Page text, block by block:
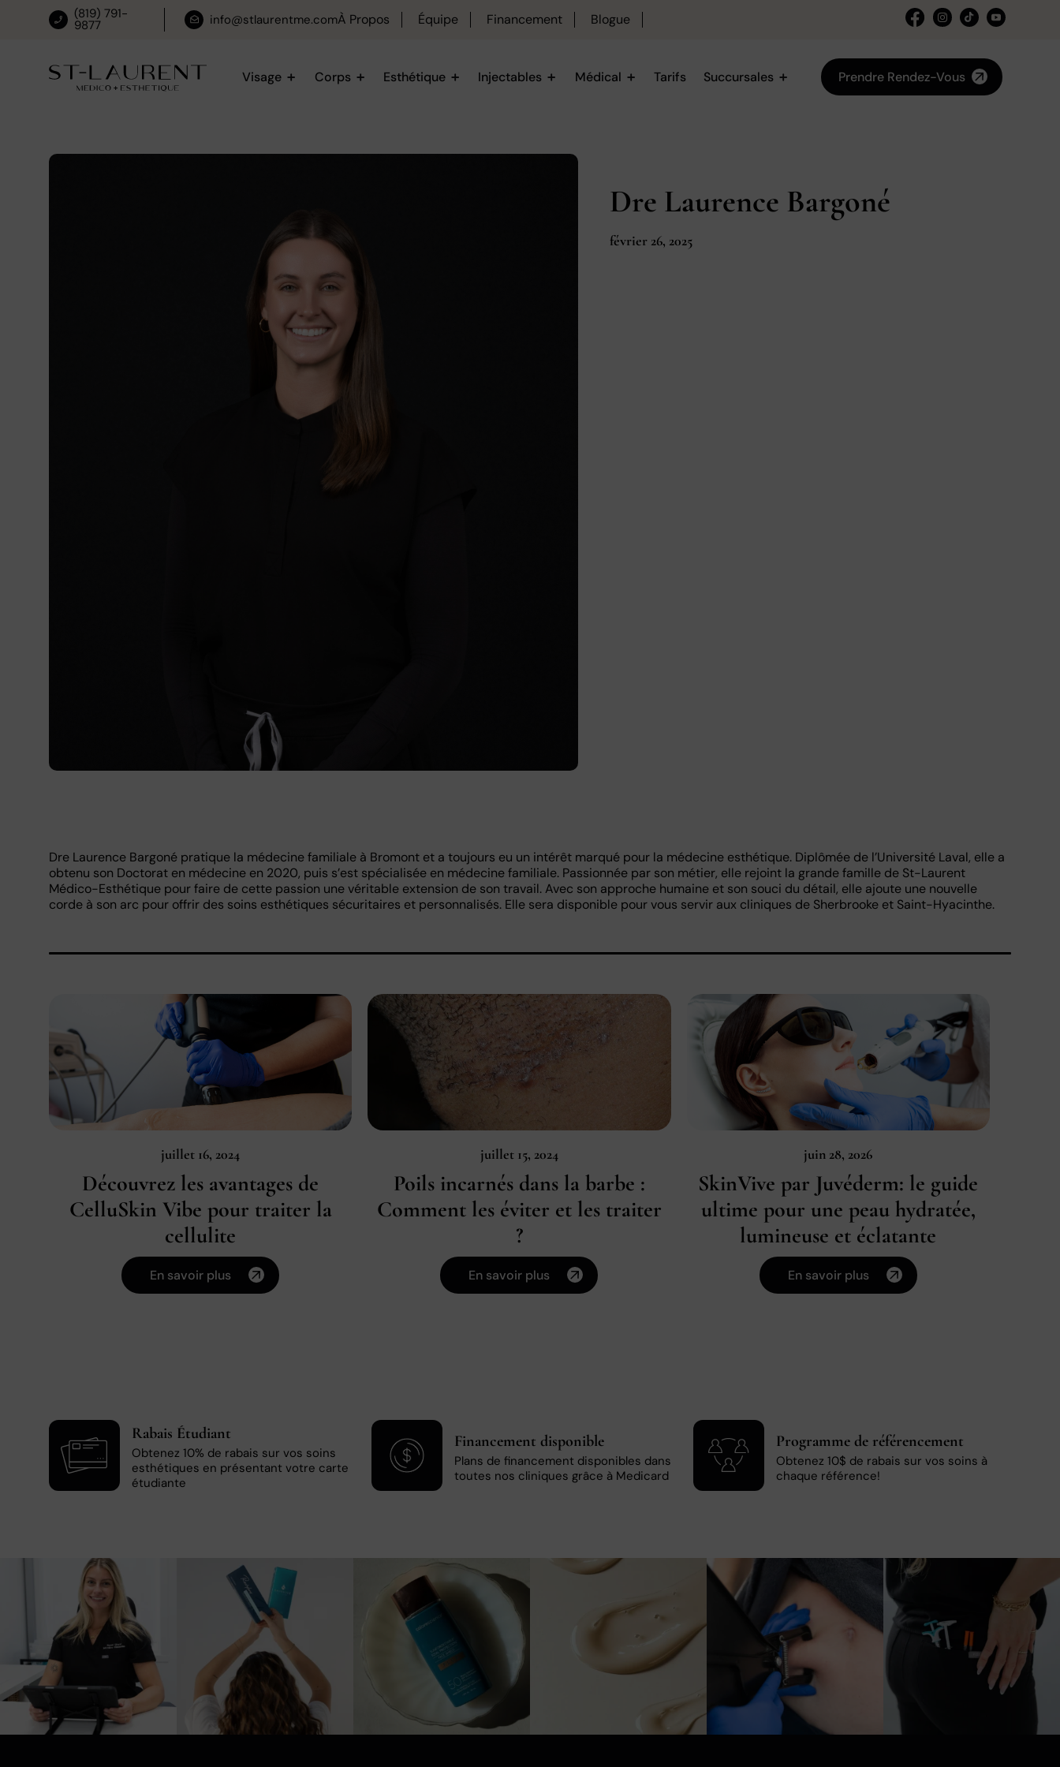
(819) 791-
9877 info@stlaurentme.comÀ Propos Équipe Financement Blogue
Visage Corps Esthétique Injectables Médical Tarifs Succursales Prendre Rendez-Vous
Dre Laurence Bargoné
février 26, 2025
Dre Laurence Bargoné pratique la médecine familiale à Bromont et a toujours eu un intérêt marqué pour la médecine esthétique. Diplômée de l’Université Laval, elle a
obtenu son Doctorat en médecine en 2020, puis s’est spécialisée en médecine familiale. Passionnée par son métier, elle rejoint la grande famille de St-Laurent
Médico-Esthétique pour faire de cette passion une véritable extension de son travail. Avec son approche humaine et son souci du détail, elle ajoute une nouvelle
corde à son arc pour offrir des soins esthétiques sécuritaires et personnalisés. Elle sera disponible pour vous servir aux cliniques de Sherbrooke et Saint-Hyacinthe.
juillet 16, 2024
Découvrez les avantages de
CelluSkin Vibe pour traiter la
cellulite
En savoir plus
juillet 15, 2024
Poils incarnés dans la barbe :
Comment les éviter et les traiter
?
En savoir plus
juin 28, 2026
SkinVive par Juvéderm: le guide
ultime pour une peau hydratée,
lumineuse et éclatante
En savoir plus
Rabais Étudiant
Obtenez 10% de rabais sur vos soins
esthétiques en présentant votre carte
étudiante
Financement disponible
Plans de financement disponibles dans
toutes nos cliniques grâce à Medicard
Programme de référencement
Obtenez 10$ de rabais sur vos soins à
chaque référence!
10 0 0 0 3